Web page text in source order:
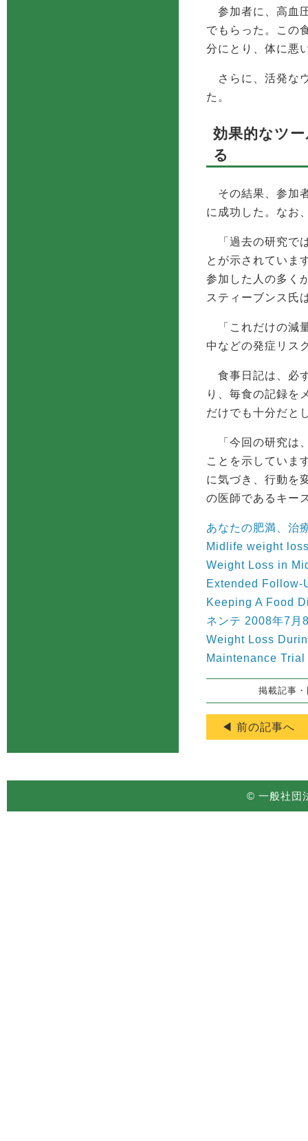
参加者に、高血
でもらった。この
分にとり、体に悪
さらに、活発な
た。
効果的なツ
る
その結果、参加
に成功した。なお
「過去の研究で
とが示されていま
参加した人の多く
スティーブンス氏
「これだけの減
中などの発症リス
食事日記は、必
り、毎食の記録を
だけでも十分だと
「今回の研究は
ことを示していま
に気づき、行動を
の医師であるキー
あなたの肥満、治
Midlife weight
Weight Loss in
Extended Follow-
Keeping A Food
ネンテ 2008年7月
Weight Loss
Maintenance
掲載記事
◀ 前の記事へ
© 一般社団